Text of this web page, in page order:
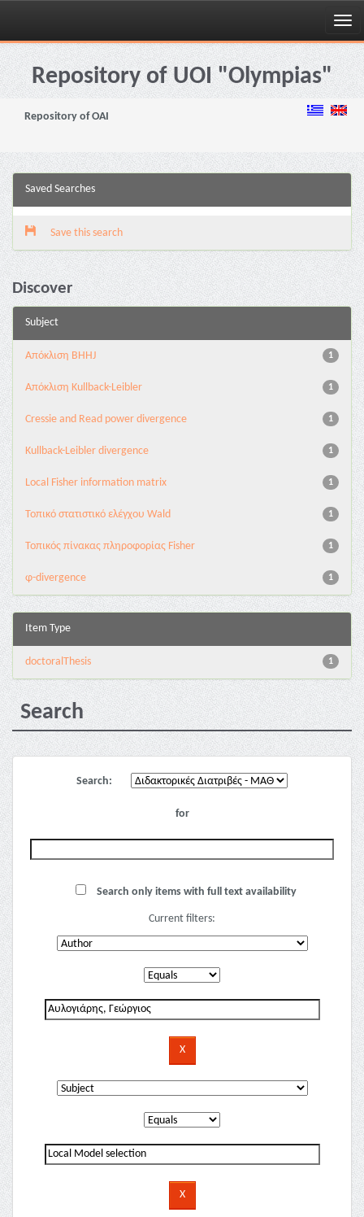
Skip
navigationRepository of UOI "Olympias"
Repository of OAI
Saved Searches
Save this search
Discover
Subject
1
Aπόκλιση BHHJ
1
Aπόκλιση Kullback-Leibler
1
Cressie and Read power divergence
1
Kullback-Leibler divergence
1
Local Fisher information matrix
1
Τοπικό στατιστικό ελέγχου Wald
1
Τοπικός πίνακας πληροφορίας Fisher
1
φ-divergence
Item Type
1
doctoralThesis
Search
Search:
for
Search only items with full text availability
Current filters: